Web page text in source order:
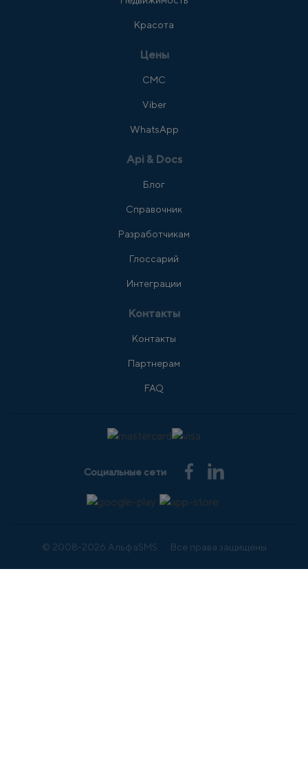
Красота
Цены
СМС
Viber
WhatsApp
Api & Docs
Блог
Справочник
Разработчикам
Глоссарий
Интеграции
Контакты
Контакты
Партнерам
FAQ
Социальные сети
© 2008-2026 АльфаSMS Все права защищены